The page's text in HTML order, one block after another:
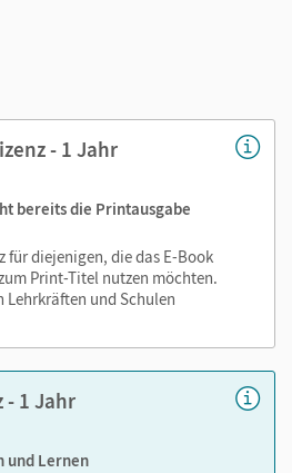
- 1 Jahr
bereits die Printausgabe
für diejenigen, die das E-Book
Print-Titel nutzen möchten.
Lehrkräften und Schulen
- 1 Jahr
und Lernen